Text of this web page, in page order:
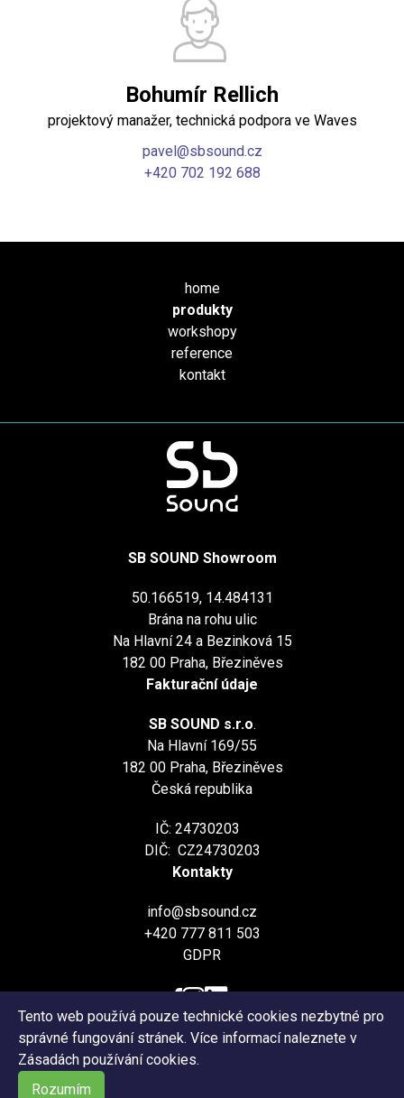
Bohumír Rellich
projektový manažer, technická podpora ve Waves
pavel@sbsound.cz
+420 702 192 688
home
produkty
workshopy
reference
kontakt
SB SOUND Showroom
50.166519, 14.484131
Brána na rohu ulic
Na Hlavní 24 a Bezinková 15
182 00 Praha, Březiněves
Fakturační údaje
SB SOUND s.r.o.
Na Hlavní 169/55
182 00 Praha, Březiněves
Česká republika
IČ: 24730203
DIČ: CZ24730203
Kontakty
info@sbsound.cz
+420 777 811 503
GDPR
©2026 by SBsound.cz
Tento web používá pouze technické cookies nezbytné pro
správné fungování stránek. Více informací naleznete v
Zásadách používání cookies.
Rozumím